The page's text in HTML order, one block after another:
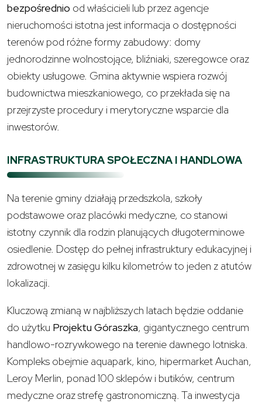
bezpośrednio od właścicieli lub przez agencje
nieruchomości istotna jest informacja o dostępności
terenów pod różne formy zabudowy: domy
jednorodzinne wolnostojące, bliźniaki, szeregowce oraz
obiekty usługowe. Gmina aktywnie wspiera rozwój
budownictwa mieszkaniowego, co przekłada się na
przejrzyste procedury i merytoryczne wsparcie dla
inwestorów.
INFRASTRUKTURA SPOŁECZNA I HANDLOWA
Na terenie gminy działają przedszkola, szkoły
podstawowe oraz placówki medyczne, co stanowi
istotny czynnik dla rodzin planujących długoterminowe
osiedlenie. Dostęp do pełnej infrastruktury edukacyjnej i
zdrowotnej w zasięgu kilku kilometrów to jeden z atutów
lokalizacji.
Kluczową zmianą w najbliższych latach będzie oddanie
do użytku Projektu Góraszka, gigantycznego centrum
handlowo-rozrywkowego na terenie dawnego lotniska.
Kompleks obejmie aquapark, kino, hipermarket Auchan,
Leroy Merlin, ponad 100 sklepów i butików, centrum
medyczne oraz strefę gastronomiczną. Ta inwestycja